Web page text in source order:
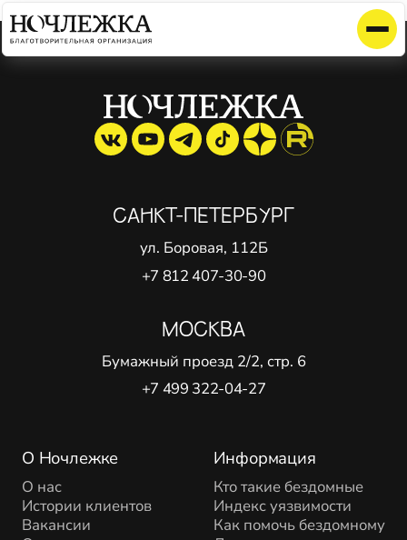
Элемент не найден!
О Ночлежке
О нас
Истории клиентов
Вакансии
Информация
Кто такие бездомные
Индекс уязвимости
Как помочь бездомному
САНКТ-ПЕТЕРБУРГ
ул. Боровая, 112Б
+7 812 407-30-90
МОСКВА
Бумажный проезд 2/2, стр. 6
+7 499 322-04-27